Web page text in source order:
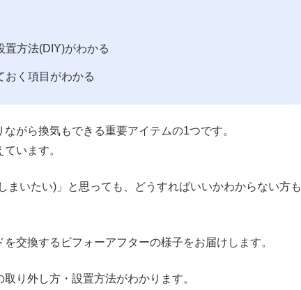
置方法(DIY)がわかる
おく項目がわかる
がら換気もできる重要アイテムの1つです。
います。
まいたい)」と思っても、どうすればいいかわからない方も
交換するビフォーアフターの様子をお届けします。
り外し方・設置方法がわかります。